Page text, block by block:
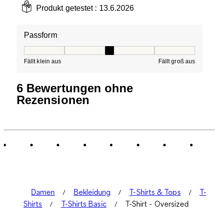
Produkt getestet : 13.6.2026
Passform
Fällt klein aus Fällt groß aus
6 Bewertungen ohne
Rezensionen
Damen Bekleidung T-Shirts & Tops
T-
Shirts
T-Shirts Basic T-Shirt - Oversized